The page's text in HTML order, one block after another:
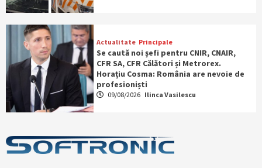
Actualitate Principale
Se caută noi șefi pentru CNIR, CNAIR,
CFR SA, CFR Călători și Metrorex.
Horațiu Cosma: România are nevoie de
profesioniști
09/08/2026 Ilinca Vasilescu